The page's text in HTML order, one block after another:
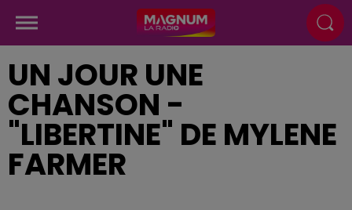
UN JOUR UNE
CHANSON -
"LIBERTINE" DE MYLENE
FARMER